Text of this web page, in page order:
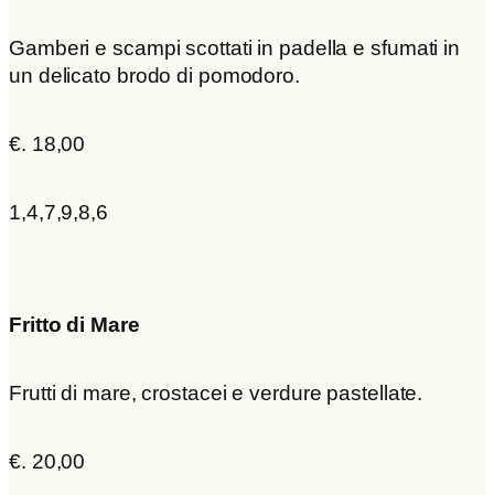
Gamberi e scampi scottati in padella e sfumati in
un delicato brodo di pomodoro.
€. 18,00
1,4,7,9,8,6
Fritto di Mare
Frutti di mare, crostacei e verdure pastellate.
€. 20,00